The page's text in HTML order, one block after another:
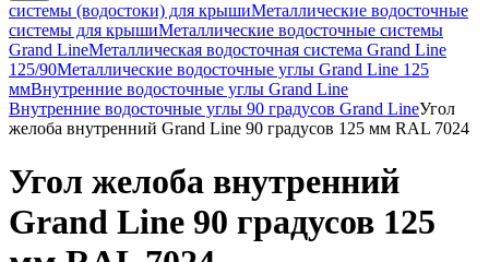
системы (водостоки) для крышиМеталлические водосточные
системы для крышиМеталлические водосточные системы
Grand LineМеталлическая водосточная система Grand Line
125/90Металлические водосточные углы Grand Line 125
ммВнутренние водосточные углы Grand Line
Внутренние водосточные углы 90 градусов Grand LineУгол
желоба внутренний Grand Line 90 градусов 125 мм RAL 7024
Угол желоба внутренний
Grand Line 90 градусов 125